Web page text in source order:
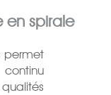
en spirale
permet